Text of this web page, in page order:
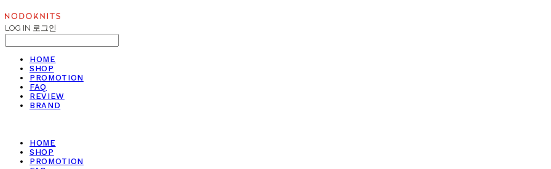
LOG IN 로그인
HOME
SHOP
PROMOTION
FAQ
REVIEW
BRAND
HOME
SHOP
PROMOTION